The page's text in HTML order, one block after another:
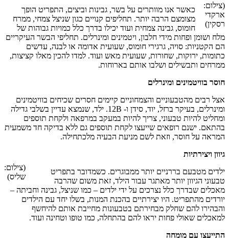
(צילום:
ארקדי
רסקין)
כאשר אנו מוותרים על בשר, גבינות וביצים, התפריט הופך
מצומצם הרבה יותר. תחליפים קנויים כגון שניצל צמחי, ממרח
חומוס, גבינה צמחית ועוד יכילו בדרך כלל כמויות גבוהות של
מלח ושומן ופחות מידי חלבון, ויטמינים ומינרלים. תחליפי הבשר העיקריים
הם הקטניות: סויה, גרגירי חומוס, שעועית אדומה או לבנה, עדשים
כתומות, ירוקות, שחורות, שעועית מאש ועוד. למדו להכין מאלו קציצות,
ממרחים ותבשילים ושלבו אותם בארוחות.
חוסר בוויטמינים ומינרלים
אצל רבים מהטבעוניים והצמחוניים קיימים חסרים שכיחים בוויטמינים
ומינרלים, בעיקר ברזל, יוד, סידן ו- 12B. ילד, שנמצא עדיין בשלבי גדילה
ומחליט להיות טבעוני, צריך להיות במעקב במרפאה ולקחת תוספים
בהתאם. ישנם רופאים שייעצו לקחת תוספים גם ללא בדיקה חד משמעית
המראה על חוסר, וזאת לשם מניעת הבעיה מלכתחילה.
(צילום:
שליס)
גיוון ויצירתיות
ילדים מטבעם בררניים יותר ממבוגרים. כשמדובר בתפריט
טבעוני הגיוון יותר מאתגר עבור הילד, זאת משום שהרבה
מאכלים שבדרך כלל נצרכים על ידי ילדים – כמו שניצל, גבינה וחביתה –
יורדים מהתפריט. היו יצירתיים בהכנת המנות, בשלו יחד עם הילדים
והבהירו להם שחלק מבחירתם בטבעונות מחייבת אותם להיחשף
למאכלים שאולי פחות יראו להם בהתחלה, כמו טופו וטחינה ועוד.
התייעצו עם מומחה